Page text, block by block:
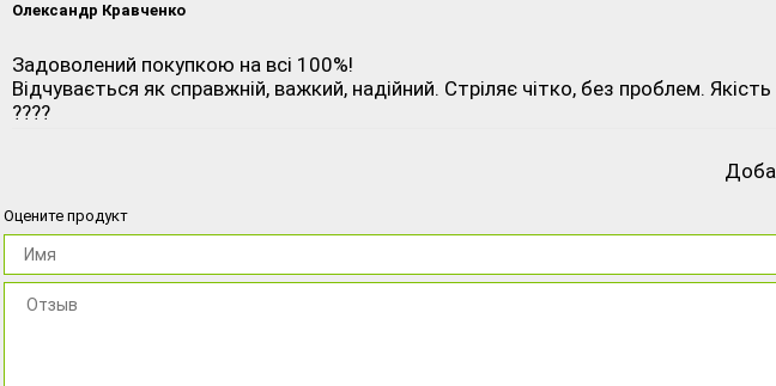
Олександр Кравченко
Задоволений покупкою на всі 100%!
Відчувається як справжній, важкий, надійний. Стріляє чітко, без проблем.
????
Оцените продукт